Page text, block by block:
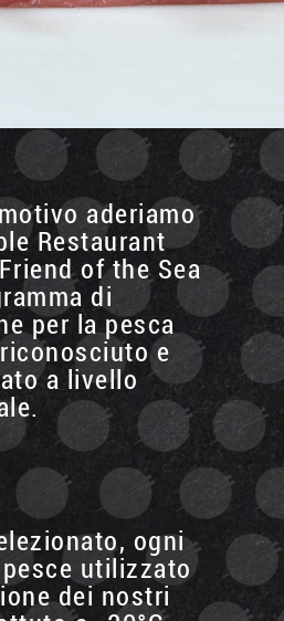
aderiamo
Restaurant
of the Sea
di
per la pesca
e
a livello
ogni
utilizzato
dei nostri